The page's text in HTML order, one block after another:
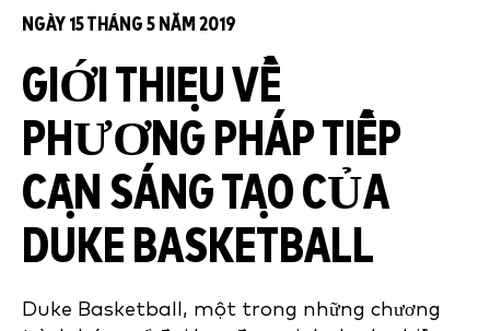
NGÀY 15 THÁNG 5 NĂM 2019
GIỚI THIỆU VỀ
PHƯƠNG PHÁP TIẾP
CẬN SÁNG TẠO CỦA
DUKE BASKETBALL
Duke Basketball, một trong những chương